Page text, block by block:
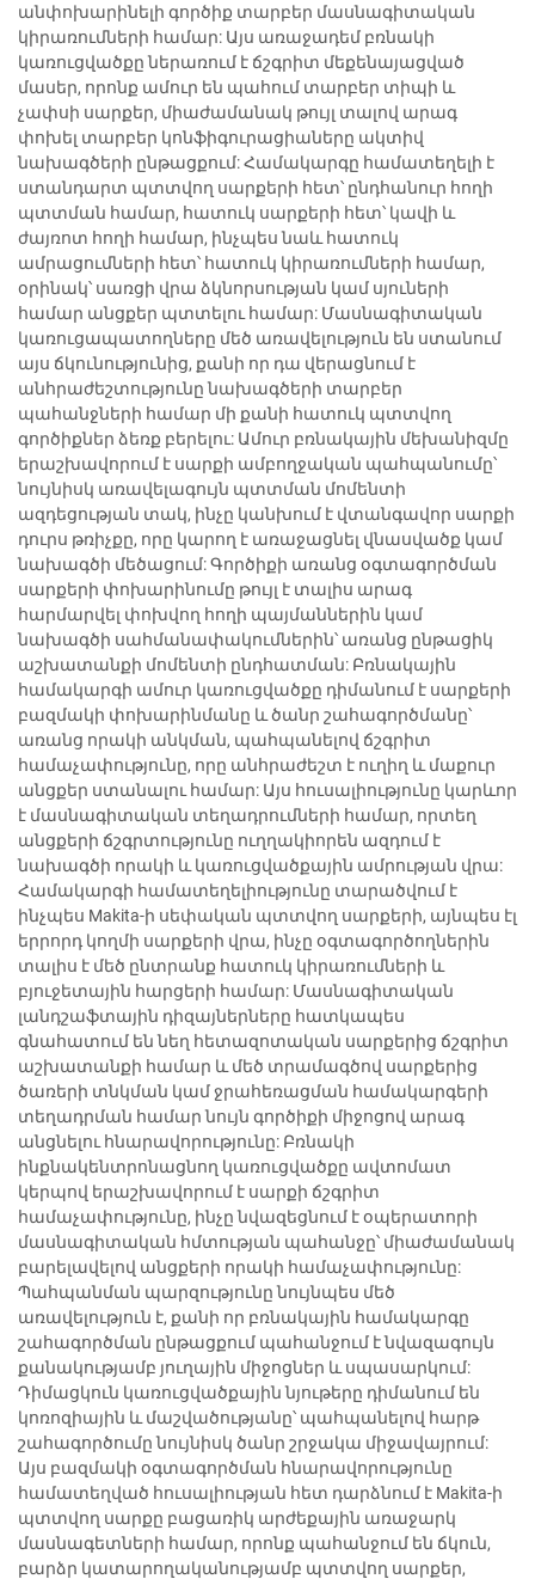
անփոխարինելի գործիք տարբեր մասնագիտական
կիրառումների համար: Այս առաջադեմ բռնակի
կառուցվածքը ներառում է ճշգրիտ մեքենայացված
մասեր, որոնք ամուր են պահում տարբեր տիպի և
չափսի սարքեր, միաժամանակ թույլ տալով արագ
փոխել տարբեր կոնֆիգուրացիաները ակտիվ
նախագծերի ընթացքում: Համակարգը համատեղելի է
ստանդարտ պտտվող սարքերի հետ՝ ընդհանուր հողի
պտտման համար, հատուկ սարքերի հետ՝ կավի և
ժայռոտ հողի համար, ինչպես նաև հատուկ
ամրացումների հետ՝ հատուկ կիրառումների համար,
օրինակ՝ սառցի վրա ձկնորսության կամ սյուների
համար անցքեր պտտելու համար: Մասնագիտական
կառուցապատողները մեծ առավելություն են ստանում
այս ճկունությունից, քանի որ դա վերացնում է
անհրաժեշտությունը նախագծերի տարբեր
պահանջների համար մի քանի հատուկ պտտվող
գործիքներ ձեռք բերելու: Ամուր բռնակային մեխանիզմը
երաշխավորում է սարքի ամբողջական պահպանումը՝
նույնիսկ առավելագույն պտտման մոմենտի
ազդեցության տակ, ինչը կանխում է վտանգավոր սարքի
դուրս թռիչքը, որը կարող է առաջացնել վնասվածք կամ
նախագծի մեծացում: Գործիքի առանց օգտագործման
սարքերի փոխարինումը թույլ է տալիս արագ
հարմարվել փոխվող հողի պայմաններին կամ
նախագծի սահմանափակումներին՝ առանց ընթացիկ
աշխատանքի մոմենտի ընդհատման: Բռնակային
համակարգի ամուր կառուցվածքը դիմանում է սարքերի
բազմակի փոխարինմանը և ծանր շահագործմանը՝
առանց որակի անկման, պահպանելով ճշգրիտ
համաչափությունը, որը անհրաժեշտ է ուղիղ և մաքուր
անցքեր ստանալու համար: Այս հուսալիությունը կարևոր
է մասնագիտական տեղադրումների համար, որտեղ
անցքերի ճշգրտությունը ուղղակիորեն ազդում է
նախագծի որակի և կառուցվածքային ամրության վրա:
Համակարգի համատեղելիությունը տարածվում է
ինչպես Makita-ի սեփական պտտվող սարքերի, այնպես էլ
երրորդ կողմի սարքերի վրա, ինչը օգտագործողներին
տալիս է մեծ ընտրանք հատուկ կիրառումների և
բյուջետային հարցերի համար: Մասնագիտական
լանդշաֆտային դիզայներները հատկապես
գնահատում են նեղ հետազոտական սարքերից ճշգրիտ
աշխատանքի համար և մեծ տրամագծով սարքերից
ծառերի տնկման կամ ջրահեռացման համակարգերի
տեղադրման համար նույն գործիքի միջոցով արագ
անցնելու հնարավորությունը: Բռնակի
ինքնակենտրոնացնող կառուցվածքը ավտոմատ
կերպով երաշխավորում է սարքի ճշգրիտ
համաչափությունը, ինչը նվազեցնում է օպերատորի
մասնագիտական հմտության պահանջը՝ միաժամանակ
բարելավելով անցքերի որակի համաչափությունը:
Պահպանման պարզությունը նույնպես մեծ
առավելություն է, քանի որ բռնակային համակարգը
շահագործման ընթացքում պահանջում է նվազագույն
քանակությամբ յուղային միջոցներ և սպասարկում:
Դիմացկուն կառուցվածքային նյութերը դիմանում են
կոռոզիային և մաշվածությանը՝ պահպանելով հարթ
շահագործումը նույնիսկ ծանր շրջակա միջավայրում:
Այս բազմակի օգտագործման հնարավորությունը
համատեղված հուսալիության հետ դարձնում է Makita-ի
պտտվող սարքը բացառիկ արժեքային առաջարկ
մասնագետների համար, որոնք պահանջում են ճկուն,
բարձր կատարողականությամբ պտտվող սարքեր,